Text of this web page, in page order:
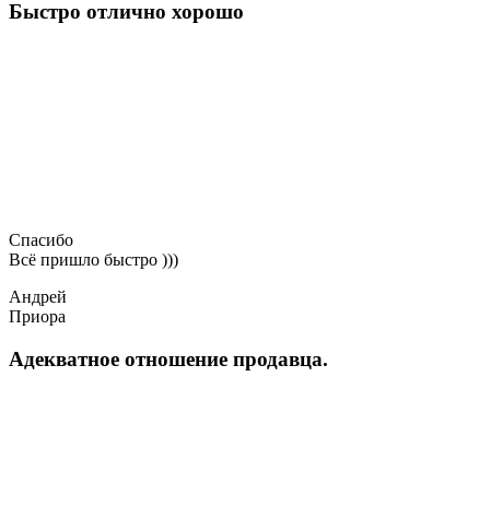
Быстро отлично хорошо
Спасибо
Всё пришло быстро )))
Андрей
Приора
Адекватное отношение продавца.